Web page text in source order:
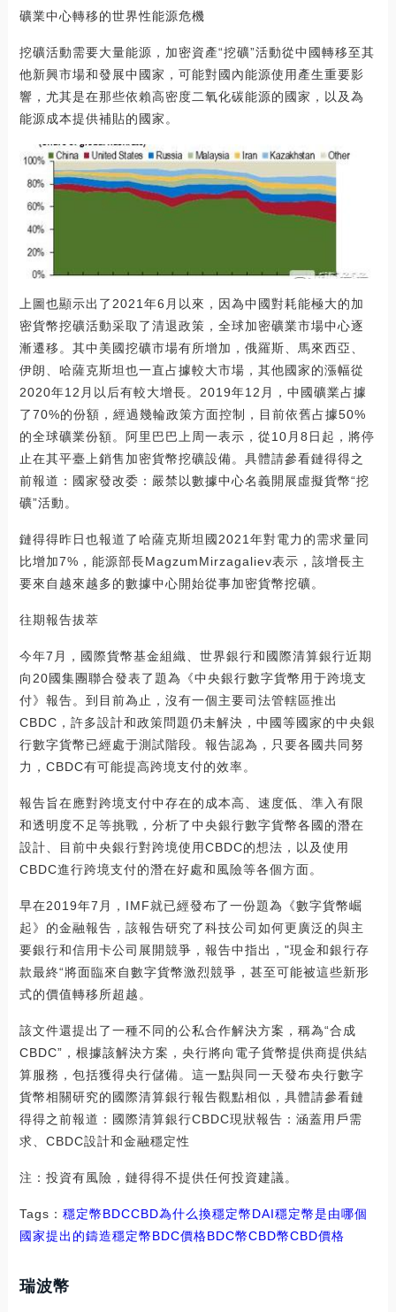
礦業中心轉移的世界性能源危機
挖礦活動需要大量能源，加密資產“挖礦”活動從中國轉移至其
他新興市場和發展中國家，可能對國內能源使用產生重要影
響，尤其是在那些依賴高密度二氧化碳能源的國家，以及為
能源成本提供補貼的國家。
上圖也顯示出了2021年6月以來，因為中國對耗能極大的加
密貨幣挖礦活動采取了清退政策，全球加密礦業市場中心逐
漸遷移。其中美國挖礦市場有所增加，俄羅斯、馬來西亞、
伊朗、哈薩克斯坦也一直占據較大市場，其他國家的漲幅從
2020年12月以后有較大增長。2019年12月，中國礦業占據
了70%的份額，經過幾輪政策方面控制，目前依舊占據50%
的全球礦業份額。阿里巴巴上周一表示，從10月8日起，將停
止在其平臺上銷售加密貨幣挖礦設備。具體請參看鏈得得之
前報道：國家發改委：嚴禁以數據中心名義開展虛擬貨幣“挖
礦”活動。
鏈得得昨日也報道了哈薩克斯坦國2021年對電力的需求量同
比增加7%，能源部長MagzumMirzagaliev表示，該增長主
要來自越來越多的數據中心開始從事加密貨幣挖礦。
往期報告拔萃
今年7月，國際貨幣基金組織、世界銀行和國際清算銀行近期
向20國集團聯合發表了題為《中央銀行數字貨幣用于跨境支
付》報告。到目前為止，沒有一個主要司法管轄區推出
CBDC，許多設計和政策問題仍未解決，中國等國家的中央銀
行數字貨幣已經處于測試階段。報告認為，只要各國共同努
力，CBDC有可能提高跨境支付的效率。
報告旨在應對跨境支付中存在的成本高、速度低、準入有限
和透明度不足等挑戰，分析了中央銀行數字貨幣各國的潛在
設計、目前中央銀行對跨境使用CBDC的想法，以及使用
CBDC進行跨境支付的潛在好處和風險等各個方面。
早在2019年7月，IMF就已經發布了一份題為《數字貨幣崛
起》的金融報告，該報告研究了科技公司如何更廣泛的與主
要銀行和信用卡公司展開競爭，報告中指出，"現金和銀行存
款最終“將面臨來自數字貨幣激烈競爭，甚至可能被這些新形
式的價值轉移所超越。
該文件還提出了一種不同的公私合作解決方案，稱為“合成
CBDC”，根據該解決方案，央行將向電子貨幣提供商提供結
算服務，包括獲得央行儲備。這一點與同一天發布央行數字
貨幣相關研究的國際清算銀行報告觀點相似，具體請參看鏈
得得之前報道：國際清算銀行CBDC現狀報告：涵蓋用戶需
求、CBDC設計和金融穩定性
注：投資有風險，鏈得得不提供任何投資建議。
Tags： 穩定幣BDCCBD為什么換穩定幣DAI穩定幣是由哪個
國家提出的鑄造穩定幣BDC價格BDC幣CBD幣CBD價格
瑞波幣